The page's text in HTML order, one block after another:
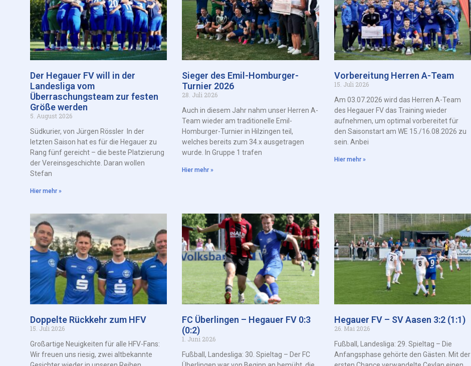
Der Hegauer FV will in der
Landesliga vom
Überraschungsteam zur festen
Größe werden
5. August 2026
Südkurier, von Jürgen Rössler In der
letzten Saison hat es für die Hegauer zu
Rang fünf gereicht – die beste Platzierung
der Vereinsgeschichte. Daran wollen
Stefan
Hier mehr »
Sieger des Emil-Homburger-
Turnier 2026
28. Juli 2026
Auch in diesem Jahr nahm unser Herren A-
Team wieder am traditionelle Emil-
Homburger-Turnier in Hilzingen teil,
welches bereits zum 34.x ausgetragen
wurde. In Gruppe 1 trafen
Hier mehr »
Vorbereitung Herren A-Team
15. Juli 2026
Am 03.07.2026 wird das Herren A-Team
des Hegauer FV das Training wieder
aufnehmen, um optimal vorbereitet für
den Saisonstart am WE 15./16.08.2026 zu
sein. Anbei
Hier mehr »
Doppelte Rückkehr zum HFV
15. Juli 2026
Großartige Neuigkeiten für alle HFV-Fans:
Wir freuen uns riesig, zwei altbekannte
FC Überlingen – Hegauer FV 0:3
(0:2)
1. Juni 2026
Fußball, Landesliga: 30. Spieltag – Der FC
Hegauer FV – SV Aasen 3:2 (1:1)
26. Mai 2026
Fußball, Landesliga: 29. Spieltag – Die
Anfangsphase gehörte den Gästen. Mit der